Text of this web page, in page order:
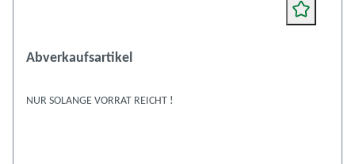
Abverkaufsartikel
NUR SOLANGE VORRAT REICHT !